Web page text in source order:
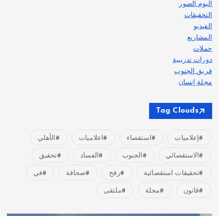
البوم الصور
التحقيقات
الفيديو
المشاريع
حملات
دورات تدريبية
فريق الجنوب
مجلة إنسان
Tag Clouds
إعلاميات استقصاء اعلاميات الأهلي
الاستقصائي الجنوب الفساد تحقيق
تحقيقات استقصائية رفح صحافة في
قانون مجلة ملتقى